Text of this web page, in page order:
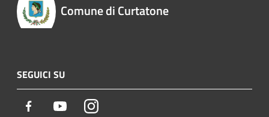
Comune di Curtatone
SEGUICI SU
Facebook YoutubeInstagram